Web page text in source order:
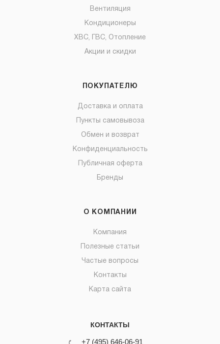
Вентиляция
Кондиционеры
ХВС, ГВС, Отопление
Акции и скидки
ПОКУПАТЕЛЮ
Доставка и оплата
Пункты самовывоза
Обмен и возврат
Конфиденциальность
Публичная оферта
Бренды
О КОМПАНИИ
Компания
Полезные статьи
Частые вопросы
Контакты
Карта сайта
КОНТАКТЫ
+7 (495) 646-06-91